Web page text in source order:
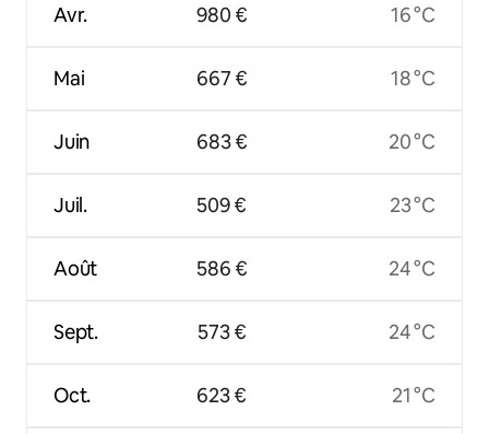
Avr.
Mai
Juin
Juil.
Août
Sept.
Oct.
980 €
667 €
683 €
509 €
586 €
573 €
623 €
16 °C
18 °C
20 °C
23 °C
24 °C
24 °C
21 °C